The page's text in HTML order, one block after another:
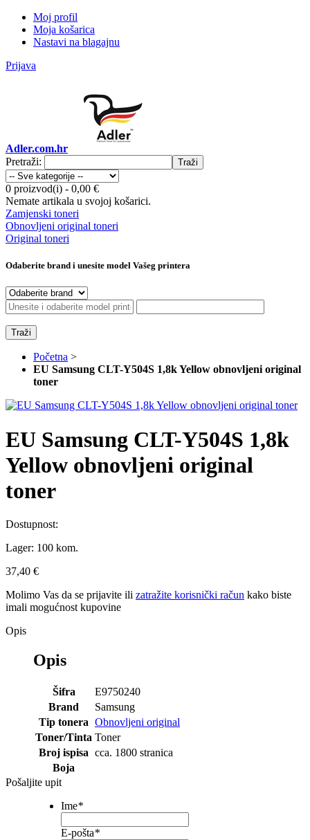
Moj profil
Moja košarica
Nastavi na blagajnu
Prijava
Adler.com.hr
Pretraži:
Traži
0 proizvod(i) - 0,00 €
Nemate artikala u svojoj košarici.
Zamjenski toneri
Obnovljeni original toneri
Original toneri
Odaberite brand i unesite model Vašeg printera
Traži
Početna >
EU Samsung CLT-Y504S 1,8k Yellow obnovljeni original
toner
EU Samsung CLT-Y504S 1,8k
Yellow obnovljeni original
toner
Dostupnost:
Lager: 100 kom.
37,40 €
Molimo Vas da se prijavite ili zatražite korisnički račun kako biste
imali mogućnost kupovine
Opis
Opis
Šifra
E9750240
Brand
Samsung
Tip tonera Obnovljeni original
Toner/Tinta Toner
Broj ispisa cca. 1800 stranica
Boja
Pošaljite upit
Ime*
E-pošta*